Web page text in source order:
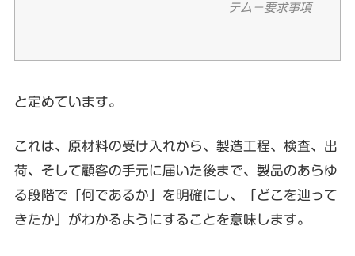
テム－要求事項
と定めています。
これは、原材料の受け入れから、製造工程、検査、出
荷、そして顧客の手元に届いた後まで、製品のあらゆ
る段階で「何であるか」を明確にし、「どこを辿って
きたか」がわかるようにすることを意味します。